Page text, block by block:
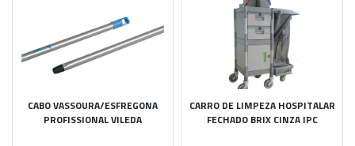
CABO VASSOURA/ESFREGONA
PROFISSIONAL VILEDA
CARRO DE LIMPEZA HOSPITALAR
FECHADO BRIX CINZA IPC